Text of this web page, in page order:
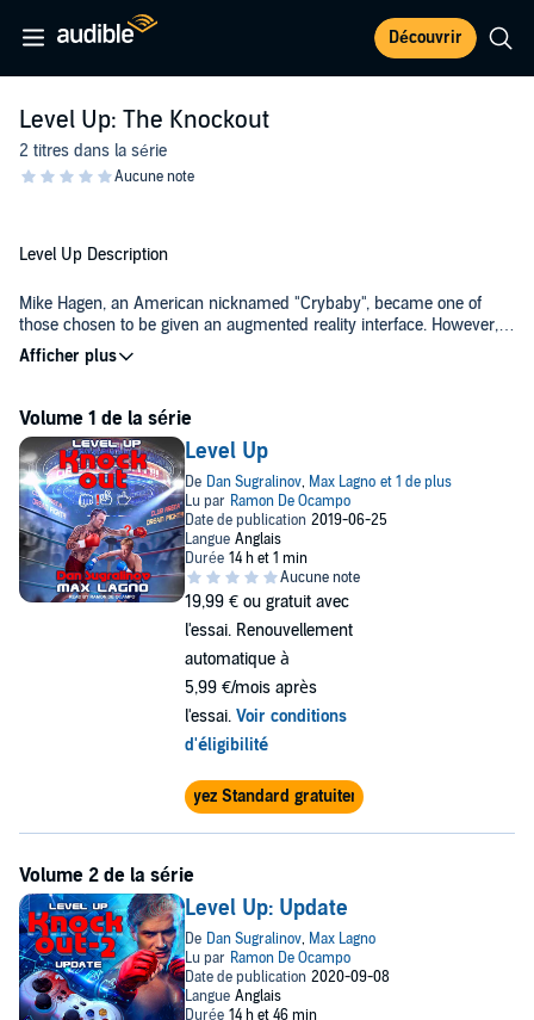
Découvrir
Level Up: The Knockout
2 titres dans la série
Level Up Description
Mike Hagen, an American nicknamed "Crybaby", became one of
those chosen to be given an augmented reality interface. However,
his favorite game was an MMA fighter - possibly, for the reason that
he'd never fought in real life, and the interface adapted itself to him.
©2019 Dan Sugralinov and Max Lagno; English translation copyright
2019 by Mikhail Yagupov (P)2019 Tantor
Level Up
19,99 € ou gratuit avec
l'essai. Renouvellement
automatique à
5,99 €/mois après
l'essai. Voir conditions
d'éligibilité
Essayez Standard gratuitement
Level Up: Update